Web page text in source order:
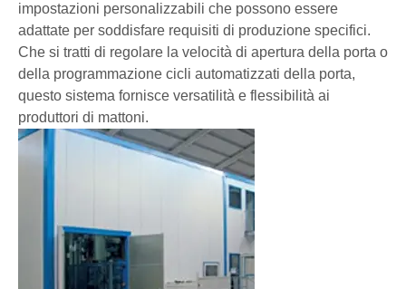
impostazioni personalizzabili che possono essere
adattate per soddisfare requisiti di produzione specifici.
Che si tratti di regolare la velocità di apertura della porta o
della programmazione cicli automatizzati della porta,
questo sistema fornisce versatilità e flessibilità ai
produttori di mattoni.